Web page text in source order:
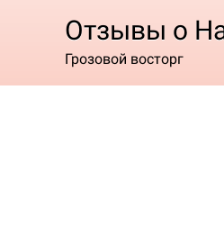
Отзывы о
Грозовой восторг